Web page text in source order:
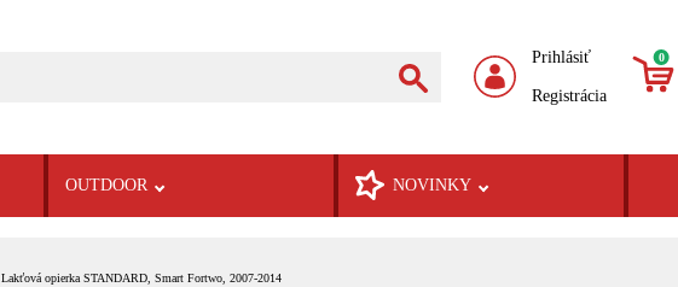
Prihlásiť
Registrácia
0
OUTDOOR NOVINKY
Lakťová opierka STANDARD, Smart Fortwo, 2007-2014